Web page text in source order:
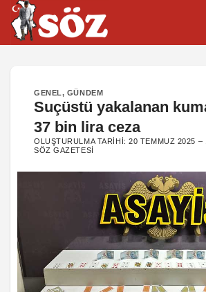
İçeriğe
atla
GENEL, GÜNDEM
Suçüstü yakalanan
37 bin lira ceza
OLUŞTURULMA TARIHI:20 TEMMUZ 2025 –
SÖZ GAZETESI